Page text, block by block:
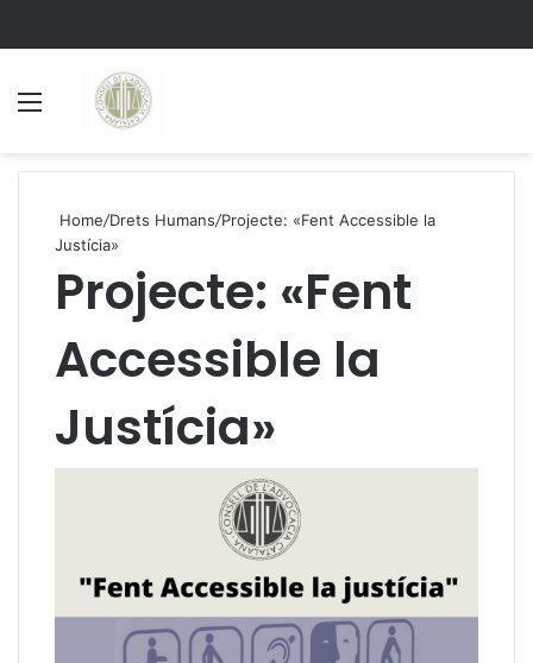
Home/Drets Humans/Projecte: «Fent Accessible la
Justícia»
Projecte: «Fent
Accessible la
Justícia»